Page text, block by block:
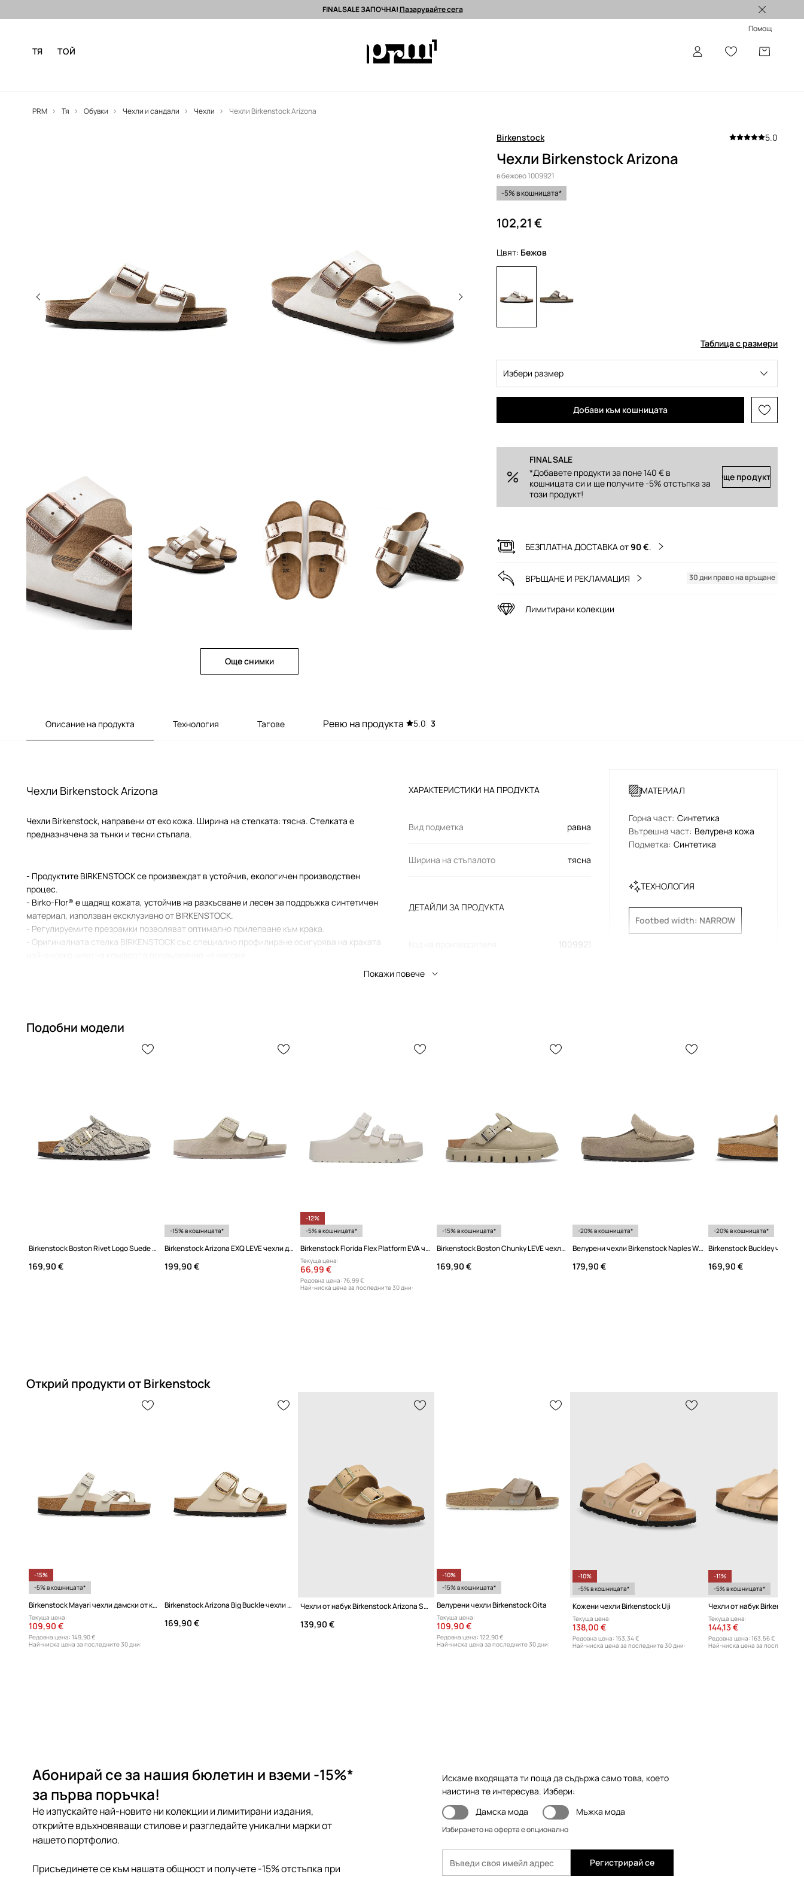
Безплатни доставка и връщане за поръчки над 90 EUR * Изпращане до 24 часа >
FINAL SALE ЗАПОЧНА!Пазарувайте сега
Помощ
ТЯ ТОЙ
PRM Тя Обувки Чехли и сандали Чехли Чехли Birkenstock Arizona
Още снимки
Birkenstock 5.0
Чехли Birkenstock Arizona
в бежово 1009921
-5% в кошницата*
102,21 €
Цвят: бежов
Таблица с размери
Избери размер
Добави към кошницата
FINAL SALE
*Добавете продукти за поне 140 € в
кошницата си и ще получите -5% отстъпка за
този продукт!
Още продукти
БЕЗПЛАТНА ДОСТАВКА от90 €.
ВРЪЩАНЕ И РЕКЛАМАЦИЯ 30 дни право на връщане
Лимитирани колекции
Описание на продукта Технология Тагове Ревю на продукта 5.0 3
Чехли Birkenstock Arizona
Чехли Birkenstock, направени от еко кожа. Ширина на стелката: тясна. Стелката е
предназначена за тънки и тесни стъпала.
- Продуктите BIRKENSTOCK се произвеждат в устойчив, екологичен производствен
процес.
- Birko-Flor® е щадящ кожата, устойчив на разкъсване и лесен за поддръжка синтетичен
материал, използван ексклузивно от BIRKENSTOCK.
- Регулируемите презрамки позволяват оптимално прилепване към крака.
- Оригиналната стелка BIRKENSTOCK със специално профилиране осигурява на краката
- Високият ръб на стелката предпазва пръстите при движение на крака.
- Много дълбока форма в областта на петата поддържа петата в естествена позиция.
Благодарение на това кракът в джапанката има почти толкова опора, колкото в затворена
ХАРАКТЕРИСТИКИ НА ПРОДУКТА
Вид подметка равна
Ширина на стъпалото тясна
ДЕТАЙЛИ ЗА ПРОДУКТА
1009921
Цвят
Производител
МАТЕРИАЛ
Горна част: Синтетика
Вътрешна част: Велурена кожа
Подметка: Синтетика
ТЕХНОЛОГИЯ
Footbed width: NARROW
Покажи повече
Подобни модели
Birkenstock Boston Rivet Logo Suede Leather Snake чехли сабо дамски от велур
169,90 €
-15% в кошницата*
Birkenstock Arizona EXQ LEVE чехли дамски от велур
199,90 €
-12%
-5% в кошницата*
Birkenstock Florida Flex Platform EVA чехли с платформа дамски
Текуща цена:
66,99 €
Редовна цена: 76,99 €
Най-ниска цена за последните 30 дни:
-15% в кошницата*
Birkenstock Boston Chunky LEVE чехли сабо дамски от велур
169,90 €
-20% в кошницата*
Велурени чехли Birkenstock Naples Wrapped LEVE
179,90 €
-20% в кошницата*
169,90 €
Открий продукти от Birkenstock
-15%
-5% в кошницата*
Birkenstock Mayari чехли дамски от кожа
Текуща цена:
109,90 €
Редовна цена: 149,90 €
Най-ниска цена за последните 30 дни:
Birkenstock Arizona Big Buckle чехли обувки с равна подметка дамски кожени
169,90 €
Чехли от набук Birkenstock Arizona SFB
139,90 €
-10%
-15% в кошницата*
Велурени чехли Birkenstock Oita
Текуща цена:
109,90 €
Редовна цена: 122,90 €
Най-ниска цена за последните 30 дни:
-10%
-5% в кошницата*
Кожени чехли Birkenstock Uji
Текуща цена:
138,00 €
Редовна цена: 153,34 €
Най-ниска цена за последните 30 дни:
-11%
-5% в кошницата*
Чехли от набук Birkenstock
Текуща цена:
144,13 €
Редовна цена: 163,56 €
Най-ниска цена за последните
Абонирай се за нашия бюлетин и вземи -15%*
за първа поръчка!
Не изпускайте най-новите ни колекции и лимитирани издания,
открийте вдъхновяващи стилове и разгледайте уникални марки от
нашето портфолио.
Присъединете се към нашата общност и получете -15% отстъпка при
Искаме входящата ти поща да съдържа само това, което
наистина те интересува. Избери:
Дамска мода
Мъжка мода
Избирането на оферта е опционално
Регистрирай се